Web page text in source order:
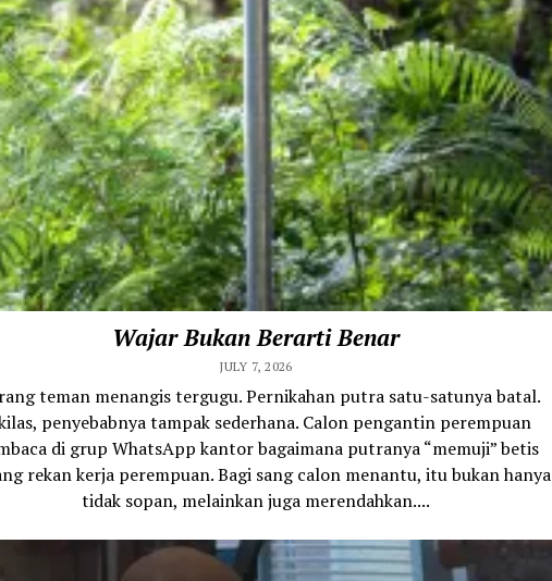
Wajar Bukan Berarti Benar
JULY 7, 2026
teman menangis tergugu. Pernikahan putra satu-satunya batal.
penyebabnya tampak sederhana. Calon pengantin perempuan
di grup WhatsApp kantor bagaimana putranya “memuji” betis
rekan kerja perempuan. Bagi sang calon menantu, itu bukan hanya
tidak sopan, melainkan juga merendahkan....